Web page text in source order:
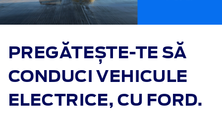
PREGĂTEȘTE-TE SĂ
CONDUCI VEHICULE
ELECTRICE, CU FORD.